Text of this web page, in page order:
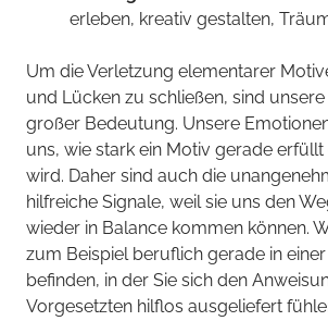
erleben, kreativ gestalten,
Um die Verletzung elementarer
und Lücken zu schließen, sind
großer Bedeutung. Unsere
uns, wie stark ein Motiv gerade
wird. Daher sind auch die
hilfreiche Signale, weil sie uns den
wieder in Balance kommen können.
zum Beispiel beruflich gerade in
befinden, in der Sie sich den
Vorgesetzten hilflos ausgeliefert